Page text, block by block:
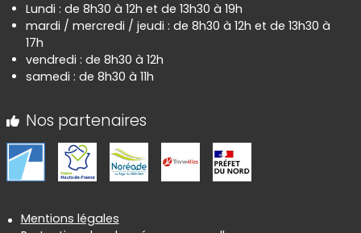
Lundi : de 8h30 à 12h et de 13h30 à 19h
mardi / mercredi / jeudi : de 8h30 à 12h et de 13h30 à
17h
vendredi : de 8h30 à 12h
samedi : de 8h30 à 11h
Nos partenaires
Informations réglementaires
Mentions légales